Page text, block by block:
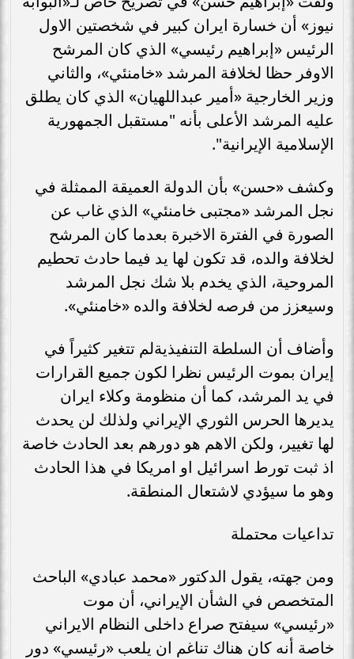
نيوز» أن خسارة ايران كبير في شخصتين الاول
الرئيس «إبراهيم رئيسي» الذي كان المرشح
الاوفر حظا لخلافة المرشد «خامنئي»، والثاني
وزير الخارجية «أمير عبداللهيان» الذي كان يطلق
عليه المرشد الأعلى بأنه "مستقبل الجمهورية
الإسلامية الإيرانية".
وكشف «حسن» بأن الدولة العميقة الممثلة في
نجل المرشد «مجتبى خامنئي» الذي غاب عن
الصورة في الفترة الاخبرة بعدما كان المرشح
لخلافة والده، قد تكون لها يد فيما حادث تحطيم
المروحية، الذي يخدم بلا شك نجل المرشد
وسيعزز من فرصه لخلافة والده «خامنئي».
وأضاف أن السلطة التنفيذيةلم تتغير كثيراً في
إيران بموت الرئيس نظرا لكون جميع القرارات
في يد المرشد، كما أن منظومة وكلاء ايران
يديرها الحرس الثوري الإيراني ولذلك لن يحدث
لها تغيير، ولكن الاهم هو دورهم بعد الحادث خاصة
اذ ثبت تورط اسرائيل او امريكا في هذا الحادث
وهو ما سيؤدي لاشتعال المنطقة.
تداعيات محتملة
ومن جهته، يقول الدكتور «محمد عبادي» الباحث
المتخصص في الشأن الإيراني، أن موت
«رئيسي» سيفتح صراع داخلى النظام الايراني
خاصة أنه كان هناك تناغم ان يلعب «رئيسي» دور